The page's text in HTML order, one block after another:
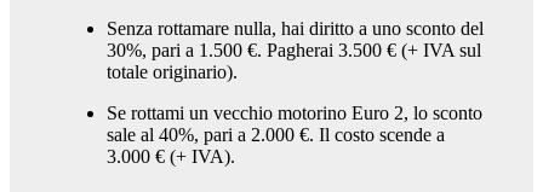
Senza rottamare nulla, hai diritto a uno sconto del
30%, pari a 1.500 €. Pagherai 3.500 € (+ IVA sul
totale originario).
Se rottami un vecchio motorino Euro 2, lo sconto
sale al 40%, pari a 2.000 €. Il costo scende a
3.000 € (+ IVA).